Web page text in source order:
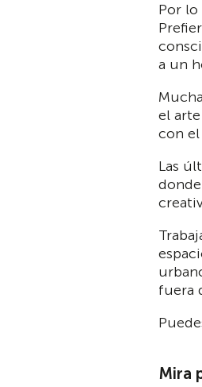
Por
a un
el
con
Las
fuera
Mira